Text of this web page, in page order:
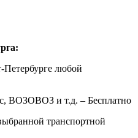
Петербурге любой
ВОЗОВОЗ и т.д. – Бесплатно
транспортной